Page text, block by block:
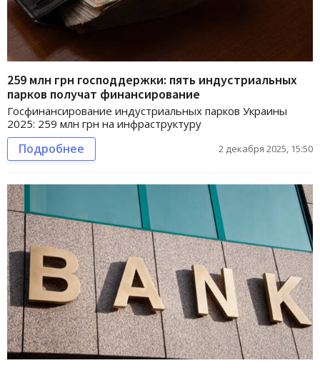
259 млн грн господдержки: пять индустриальных
парков получат финансирование
Госфинансирование индустриальных парков Украины
2025: 259 млн грн на инфраструктуру
Подробнее 2 декабря 2025, 15:50